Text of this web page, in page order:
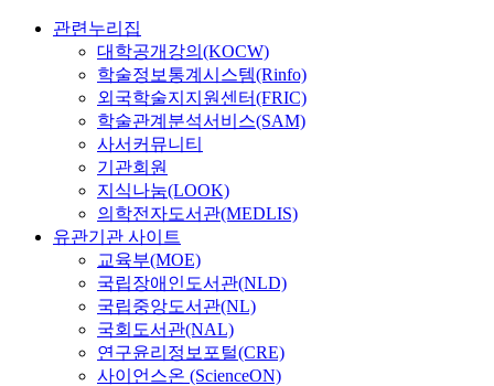
관련누리집
대학공개강의(KOCW)
학술정보통계시스템(Rinfo)
외국학술지지원센터(FRIC)
학술관계분석서비스(SAM)
사서커뮤니티
기관회원
지식나눔(LOOK)
의학전자도서관(MEDLIS)
유관기관 사이트
교육부(MOE)
국립장애인도서관(NLD)
국립중앙도서관(NL)
국회도서관(NAL)
연구윤리정보포털(CRE)
사이언스온 (ScienceON)